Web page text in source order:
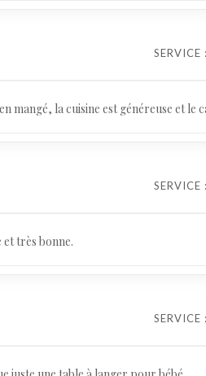
SERVICE :
mangé, la cuisine est généreuse et le
SERVICE :
très bonne.
SERVICE :